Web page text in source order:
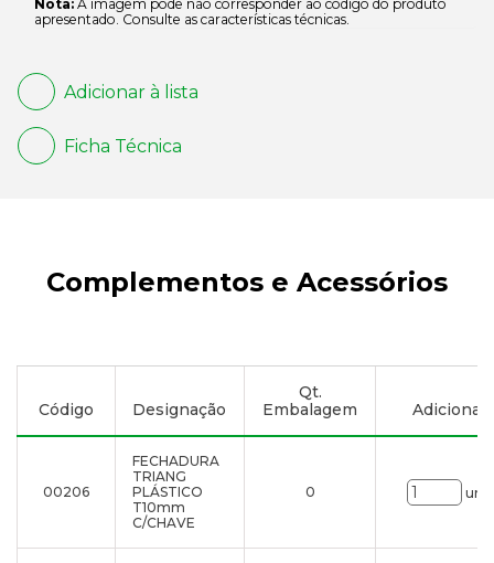
Nota: A imagem pode não corresponder ao código do produto
apresentado. Consulte as características técnicas.
Adicionar à lista
Ficha Técnica
Complementos e Acessórios
Código Designação
Qt.
Embalagem
Adicionar
00206
FECHADURA
TRIANG
PLÁSTICO
T10mm
C/CHAVE
0 uni.